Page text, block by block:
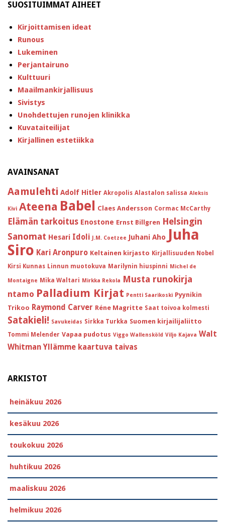
SUOSITUIMMAT AIHEET
Kirjoittamisen ideat
Runous
Lukeminen
Perjantairuno
Kulttuuri
Maailmankirjallisuus
Sivistys
Unohdettujen runojen klinikka
Kuvataiteilijat
Kirjallinen estetiikka
AVAINSANAT
Aamulehti Adolf Hitler Akropolis Alastalon salissa Aleksis
Kivi Ateena Babel Claes Andersson Cormac McCarthy
Elämän tarkoitus Enostone Ernst Billgren Helsingin
Sanomat Hesari Idoli J.M. Coetzee Juhani Aho Juha
Siro Kari Aronpuro Keltainen kirjasto Kirjallisuuden Nobel
Kirsi Kunnas Linnun muotokuva Marilynin hiuspinni Michel de
Montaigne Mika Waltari Mirkka Rekola Musta runokirja
ntamo Palladium Kirjat Pentti Saarikoski Pyynikin
Trikoo Raymond Carver Réne Magritte Saat toivoa kolmesti
Satakieli! Savukeidas Sirkka Turkka Suomen kirjailijaliitto
Tommi Melender Vapaa pudotus Viggo Wallensköld Viljo Kajava Walt
Whitman Yllämme kaartuva taivas
ARKISTOT
heinäkuu 2026
kesäkuu 2026
toukokuu 2026
huhtikuu 2026
maaliskuu 2026
helmikuu 2026